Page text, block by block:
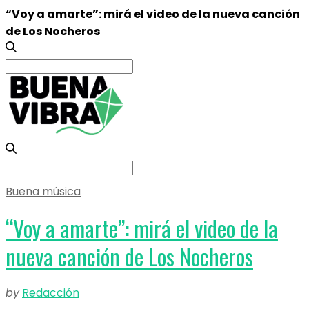
“Voy a amarte”: mirá el video de la nueva canción
de Los Nocheros
Search
for:
Search
Buena música
“Voy a amarte”: mirá el video de la
nueva canción de Los Nocheros
by Redacción